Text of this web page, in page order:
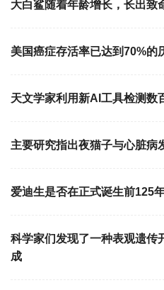
大白鲨随着年龄增长，长出致
美国癌症存活率已达到70%的
天文学家利用新AI工具检测数
主要研究指出夜猫子与心脏病
爱迪生是否在正式诞生前125
科学家们发现了一种表观遗传
成